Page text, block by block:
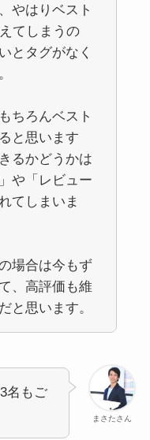
やはりベスト
てしまうの
とタグがなく
ちろんベスト
と思います
るかどうかは
や「レビュー
てしまいま
場合は今もず
、高評価も維
と思います。
まさたさん
名もご